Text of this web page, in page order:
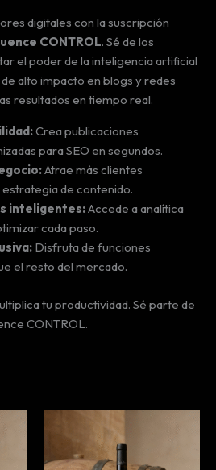
digitales con la suscripción
CONTROL. Sé de los
el poder de la inteligencia artificial
alto impacto en blogs y redes
resultados en tiempo real.
Crea publicaciones
para SEO en segundos.
Atrae más clientes
de contenido.
inteligentes:Accede a analítica
cada paso.
Disfruta de funciones
el resto del mercado.
tu productividad. Sé parte de
CONTROL.